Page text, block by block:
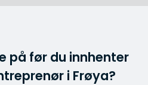
på før du innhenter
i Frøya?